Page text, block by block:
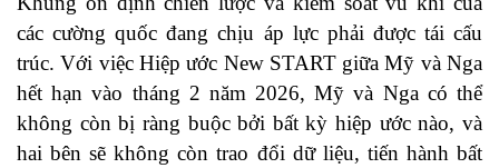
các cường quốc đang chịu áp lực phải được tái cấu
trúc. Với việc Hiệp ước New START giữa Mỹ và Nga
hết hạn vào tháng 2 năm 2026, Mỹ và Nga có thể
không còn bị ràng buộc bởi bất kỳ hiệp ước nào, và
hai bên sẽ không còn trao đổi dữ liệu, tiến hành bất